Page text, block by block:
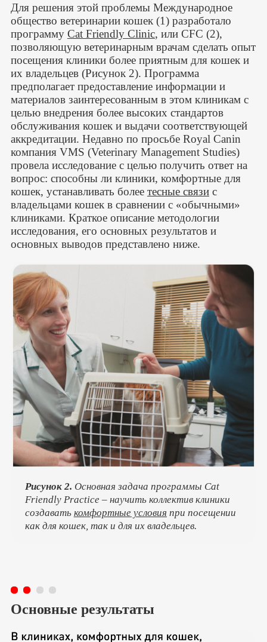
Рисунок 2. Основная задача программы Cat
Friendly Practice – научить коллектив клиники
создавать комфортные условия при посещении
как для кошек, так и для их владельцев.
Для решения этой проблемы Международное
общество ветеринарии кошек (1) разработало
программу Cat Friendly Clinic, или CFC (2),
позволяющую ветеринарным врачам сделать опыт
посещения клиники более приятным для кошек и
их владельцев (Рисунок 2). Программа
предполагает предоставление информации и
материалов заинтересованным в этом клиникам с
целью внедрения более высоких стандартов
обслуживания кошек и выдачи соответствующей
аккредитации. Недавно по просьбе Royal Canin
компания VMS (Veterinary Management Studies)
провела исследование с целью получить ответ на
вопрос: способны ли клиники, комфортные для
кошек, устанавливать более тесные связис
владельцами кошек в сравнении с «обычными»
клиниками. Краткое описание методологии
исследования, его основных результатов и
основных выводов представлено ниже.
Основные результаты